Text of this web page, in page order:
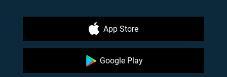
App Store
Google Play